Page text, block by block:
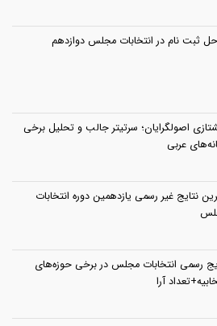
ثبت نام در انتخابات مجلس دوازدهم
اصولگرایان؛ سرتیتر جالب و تحلیل برخی
عربی
نتایج غیر رسمی یازدهمین دوره انتخابات
رسمی انتخابات مجلس در برخی حوزه‌های
آرا